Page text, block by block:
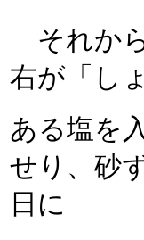
それか
右が「し
ある塩を
せり、砂
日に